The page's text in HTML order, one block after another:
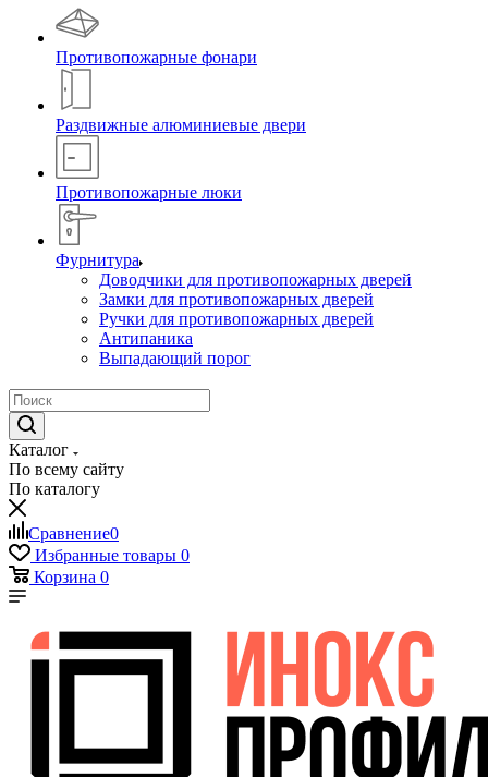
Противопожарные фонари
Раздвижные алюминиевые двери
Противопожарные люки
Фурнитура
Доводчики для противопожарных дверей
Замки для противопожарных дверей
Ручки для противопожарных дверей
Антипаника
Выпадающий порог
Каталог
По всему сайту
По каталогу
Сравнение0
Избранные товары 0
Корзина 0